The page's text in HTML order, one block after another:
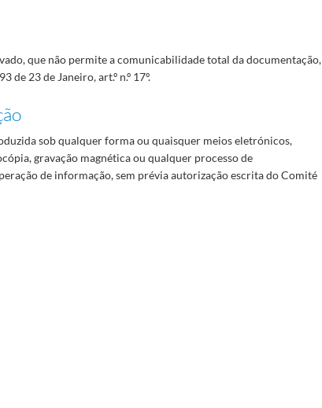
que não permite a comunicabilidade total da documentação,
de 23 de Janeiro, art.º n.º 17º.
sob qualquer forma ou quaisquer meios eletrónicos,
gravação magnética ou qualquer processo de
de informação, sem prévia autorização escrita do Comité